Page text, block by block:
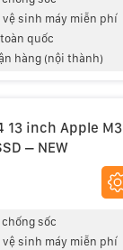
vệ sinh máy miễn phí
quốc
hàng (nội thành)
13 inch Apple M3
– NEW
sốc
vệ sinh máy miễn phí